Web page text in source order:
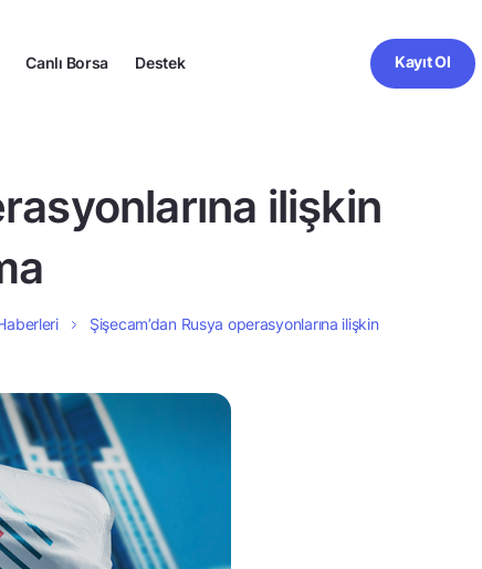
Canlı Borsa Destek Kayıt Ol
ilişkin
Şişecam’dan Rusya operasyonlarına ilişkin